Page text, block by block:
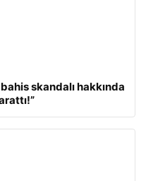
skandalı hakkında